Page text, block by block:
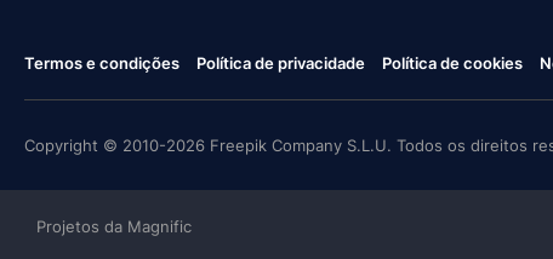
Termos e condições Política de privacidade Política de cookies
Copyright © 2010-2026 Freepik Company S.L.U. Todos os direitos
Projetos da Magnific